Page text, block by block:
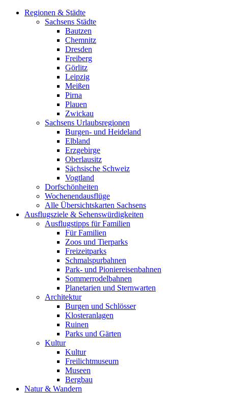
Regionen & Städte
Sachsens Städte
Bautzen
Chemnitz
Dresden
Freiberg
Görlitz
Leipzig
Meißen
Pirna
Plauen
Zwickau
Sachsens Urlaubsregionen
Burgen- und Heideland
Elbland
Erzgebirge
Oberlausitz
Sächsische Schweiz
Vogtland
Dorfschönheiten
Wochenendausflüge
Alle Übersichtskarten Sachsens
Ausflugsziele & Sehenswürdigkeiten
Ausflugstipps für Familien
Für Familien
Zoos und Tierparks
Freizeitparks
Schmalspurbahnen
Park- und Pioniereisenbahnen
Sommerrodelbahnen
Planetarien und Sternwarten
Architektur
Burgen und Schlösser
Klosteranlagen
Ruinen
Parks und Gärten
Kultur
Kultur
Freilichtmuseum
Museen
Bergbau
Natur & Wandern